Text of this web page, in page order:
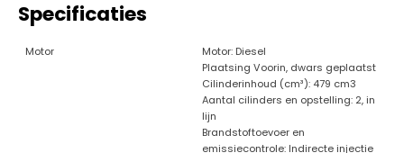
Specificaties
Motor
Motor: Diesel
Plaatsing Voorin, dwars geplaatst
Cilinderinhoud (cm³): 479 cm3
Aantal cilinders en opstelling: 2, in
lijn
Brandstoftoevoer en
emissiecontrole: Indirecte injectie